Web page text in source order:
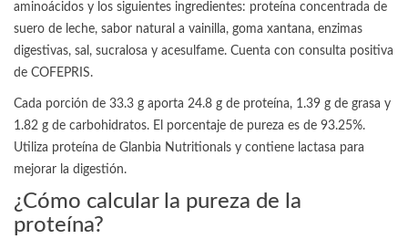
aminoácidos y los siguientes ingredientes: proteína concentrada de
suero de leche, sabor natural a vainilla, goma xantana, enzimas
digestivas, sal, sucralosa y acesulfame. Cuenta con consulta positiva
de COFEPRIS.
Cada porción de 33.3 g aporta 24.8 g de proteína, 1.39 g de grasa y
1.82 g de carbohidratos. El porcentaje de pureza es de 93.25%.
Utiliza proteína de Glanbia Nutritionals y contiene lactasa para
mejorar la digestión.
¿Cómo calcular la pureza de la
proteína?